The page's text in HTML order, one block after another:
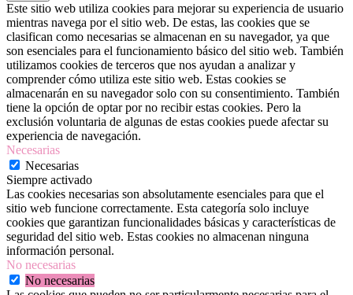
Este sitio web utiliza cookies para mejorar su experiencia de usuario
mientras navega por el sitio web. De estas, las cookies que se
clasifican como necesarias se almacenan en su navegador, ya que
son esenciales para el funcionamiento básico del sitio web. También
utilizamos cookies de terceros que nos ayudan a analizar y
comprender cómo utiliza este sitio web. Estas cookies se
almacenarán en su navegador solo con su consentimiento. También
tiene la opción de optar por no recibir estas cookies. Pero la
exclusión voluntaria de algunas de estas cookies puede afectar su
experiencia de navegación.
Necesarias
Necesarias
Siempre activado
Las cookies necesarias son absolutamente esenciales para que el
sitio web funcione correctamente. Esta categoría solo incluye
cookies que garantizan funcionalidades básicas y características de
seguridad del sitio web. Estas cookies no almacenan ninguna
información personal.
No necesarias
No necesarias